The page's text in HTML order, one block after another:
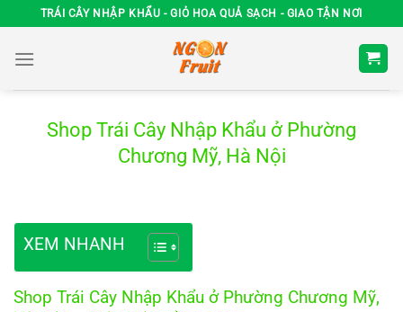
Chuyển
đến
nội
TRÁI CÂY NHẬP KHẨU - GIỎ HOA QUẢ SẠCH - GIAO TẬN NƠI
Shop Trái Cây Nhập Khẩu ở Phường
Chương Mỹ, Hà Nội
XEM NHANH
Shop Trái Cây Nhập Khẩu ở Phường Chương Mỹ,